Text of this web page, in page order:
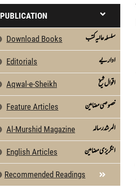
PUBLICATION
Download Books سلسلہ عالیہ کتب
Editorials اداریے
Aqwal-e-Sheikh اقوال شیخ
Feature Articles خصوصی مضامین
Al-Murshid Magazine المرشد رسالہ
English Articles انگریزی مضامین
Recommended Readings